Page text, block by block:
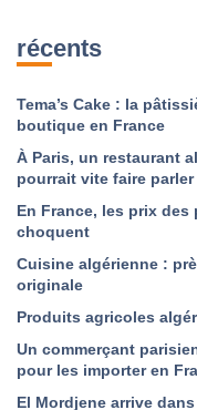
récents
Tema’s Cake : la
boutique en France
À Paris, un restaurant
pourrait vite faire
En France, les prix
choquent
Cuisine algérienne :
originale
Produits agricoles
Un commerçant
pour les importer en
El Mordjene arrive